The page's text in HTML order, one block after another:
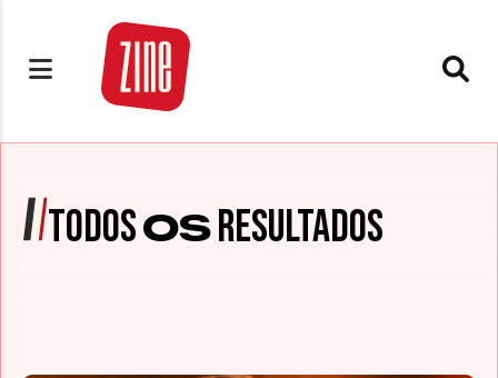
TODOSOSRESULTADOS